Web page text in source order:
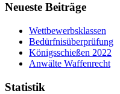
Neueste Beiträge
Wettbewerbsklassen
Bedürfnisüberprüfung
Königsschießen 2022
Anwälte Waffenrecht
Statistik